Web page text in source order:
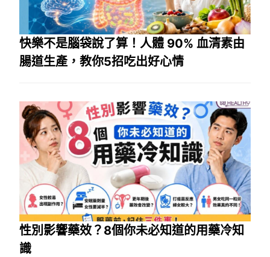
快樂不是腦袋說了算！人體 90% 血清素由
腸道生產，教你5招吃出好心情
性別影響藥效？8個你未必知道的用藥冷知
識